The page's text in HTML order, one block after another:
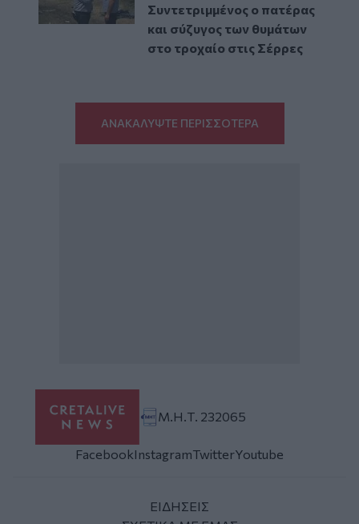
Συντετριμμένος ο πατέρας
και σύζυγος των θυμάτων
στο τροχαίο στις Σέρρες
ΑΝΑΚΑΛΥΨΤΕ ΠΕΡΙΣΣΟΤΕΡΑ
Μ.Η.Τ. 232065
FacebookInstagramTwitterYoutube
ΕΙΔΗΣΕΙΣ